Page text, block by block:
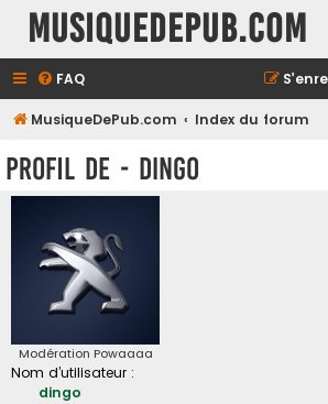
MusiqueDePub.com
FAQ
MusiqueDePub.com Index du forum
Profil de - dingo
Modération Powaaaa
Nom d’utilisateur :
dingo